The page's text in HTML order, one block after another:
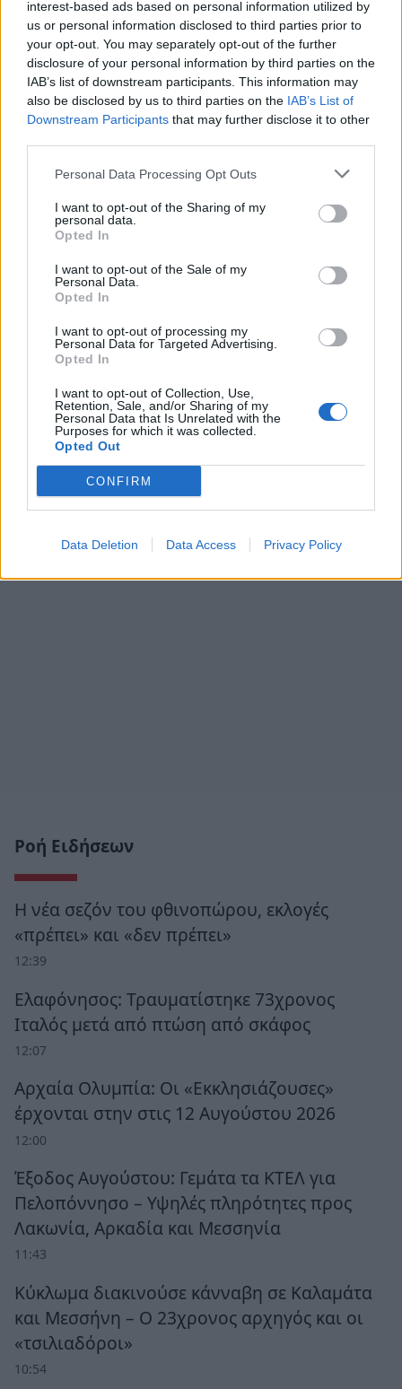
interest-based ads based on personal information utilized by
us or personal information disclosed to third parties prior to
your opt-out. You may separately opt-out of the further
disclosure of your personal information by third parties on the
IAB’s list of downstream participants. This information may
also be disclosed by us to third parties on the IAB’s List of
Downstream Participants that may further disclose it to other
Personal Data Processing Opt Outs
I want to opt-out of the Sharing of my
personal data.
Opted In
I want to opt-out of the Sale of my
Personal Data.
Opted In
I want to opt-out of processing my
Personal Data for Targeted Advertising.
Opted In
I want to opt-out of Collection, Use,
Retention, Sale, and/or Sharing of my
Personal Data that Is Unrelated with the
Purposes for which it was collected.
Opted Out
CONFIRM
Data Deletion Data Access Privacy Policy
Ακόμα πιο αγωνιώδη πράγματα - όχι πάντα
επαρκή - έχουν γίνει για τα μηχανήματα και το
προσωπικό του Νοσοκομείου από τους
Προέδρους – Διοικητές.
ΝοtosFlashBack
Ροή Ειδήσεων
Η νέα σεζόν του φθινοπώρου, εκλογές
«πρέπει» και «δεν πρέπει»
12:39
Ελαφόνησος: Τραυματίστηκε 73χρονος
Ιταλός μετά από πτώση από σκάφος
12:07
Αρχαία Ολυμπία: Οι «Εκκλησιάζουσες»
έρχονται στην στις 12 Αυγούστου 2026
12:00
Έξοδος Αυγούστου: Γεμάτα τα ΚΤΕΛ για
Πελοπόννησο – Υψηλές πληρότητες προς
Λακωνία, Αρκαδία και Μεσσηνία
11:43
Κύκλωμα διακινούσε κάνναβη σε Καλαμάτα
και Μεσσήνη – Ο 23χρονος αρχηγός και οι
«τσιλιαδόροι»
10:54